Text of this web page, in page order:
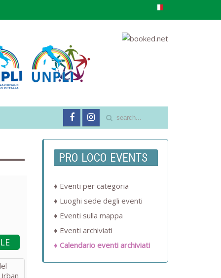
PRO LOCO EVENTS
Eventi per categoria
Luoghi sede degli eventi
Eventi sulla mappa
Eventi archiviati
Calendario eventi archiviati